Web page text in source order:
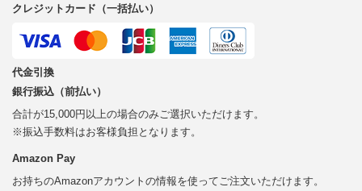
クレジットカード（一括払い）
代金引換
銀行振込（前払い）
合計が15,000円以上の場合のみご選択いただけます。
※振込手数料はお客様負担となります。
Amazon Pay
お持ちのAmazonアカウントの情報を使ってご注文いただけます。